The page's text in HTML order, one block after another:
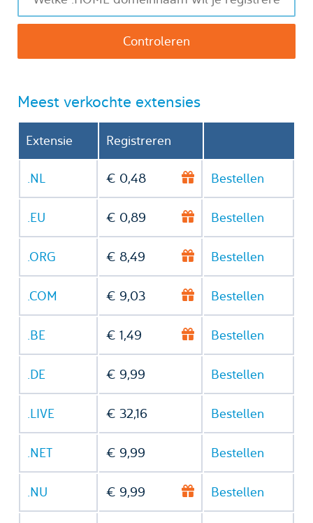
Meest verkochte extensies
Extensie Registreren
.NL € 0,48 Bestellen
.EU € 0,89 Bestellen
.ORG € 8,49 Bestellen
.COM € 9,03 Bestellen
.BE € 1,49 Bestellen
.DE € 9,99 Bestellen
.LIVE € 32,16 Bestellen
.NET € 9,99 Bestellen
.NU € 9,99 Bestellen